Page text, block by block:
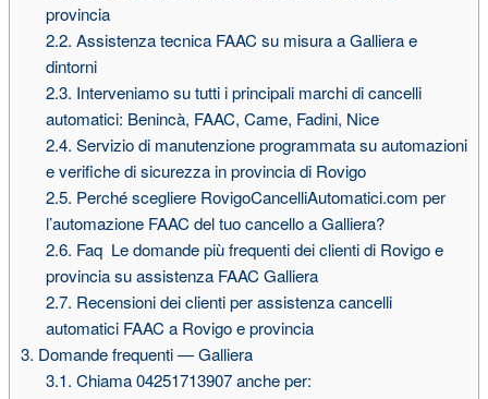
provincia
2.2. Assistenza tecnica FAAC su misura a Galliera e
dintorni
2.3. Interveniamo su tutti i principali marchi di cancelli
automatici: Benincà, FAAC, Came, Fadini, Nice
2.4. Servizio di manutenzione programmata su automazioni
e verifiche di sicurezza in provincia di Rovigo
2.5. Perché scegliere RovigoCancelliAutomatici.com per
l’automazione FAAC del tuo cancello a Galliera?
2.6. Faq  Le domande più frequenti dei clienti di Rovigo e
provincia su assistenza FAAC Galliera
2.7. Recensioni dei clienti per assistenza cancelli
automatici FAAC a Rovigo e provincia
3. Domande frequenti — Galliera
3.1. Chiama 04251713907 anche per: